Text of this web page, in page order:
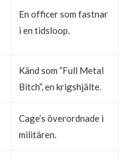
En officer som fastnar
i en tidsloop.
Känd som ”Full Metal
Bitch”, en krigshjälte.
Cage’s överordnade i
militären.